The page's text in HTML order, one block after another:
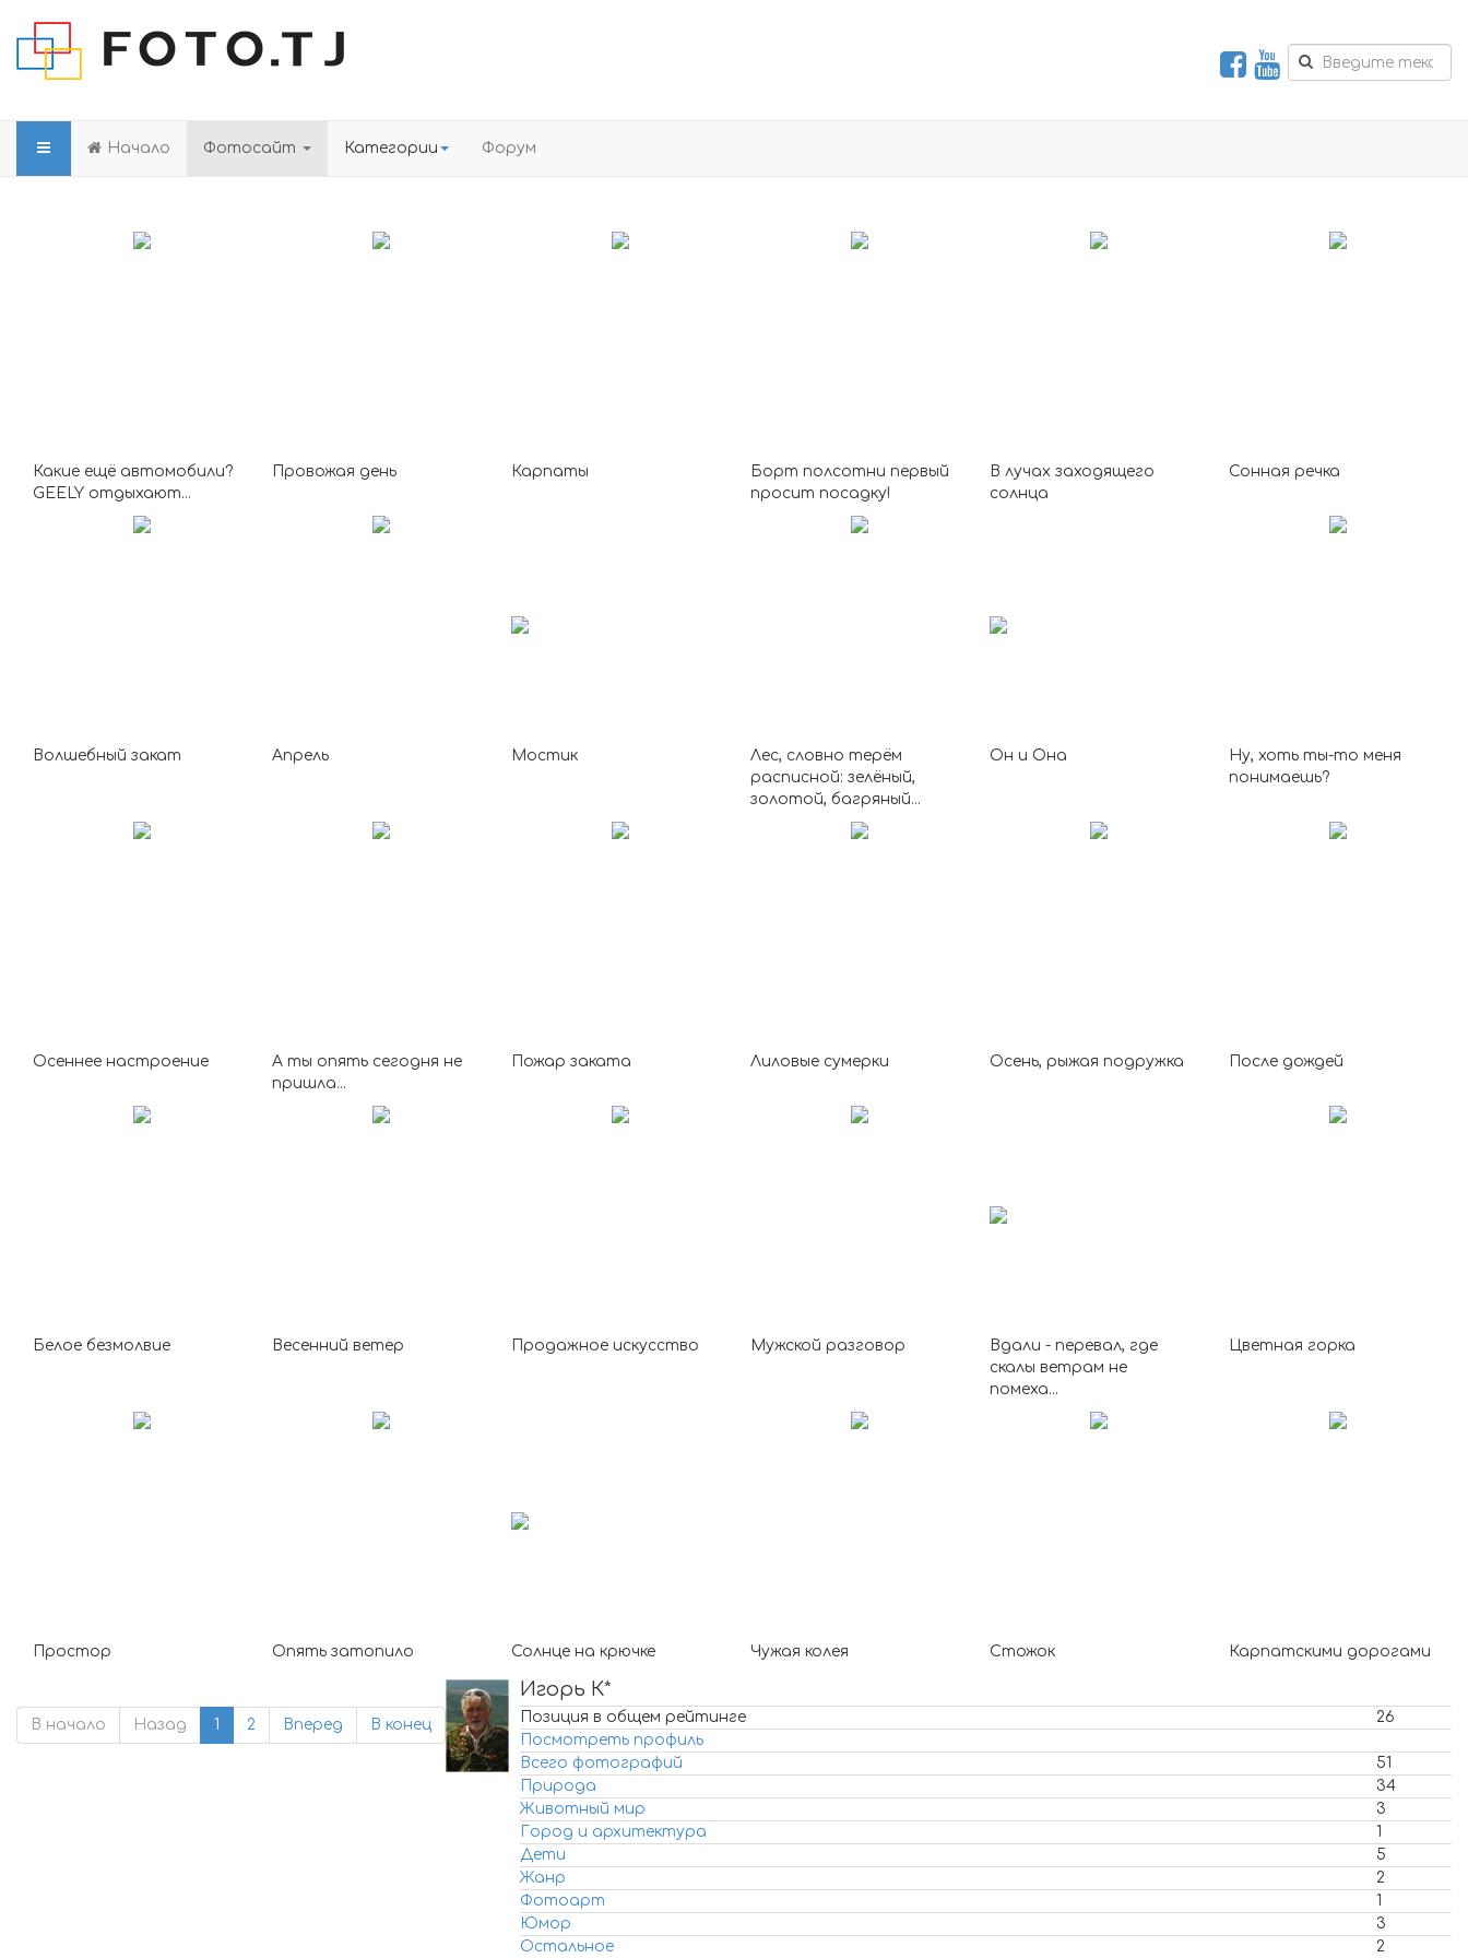
Начало Фотосайт Категории Форум
Какие ещё автомобили?
GEELY отдыхают...
Провожая день Карпаты
Борт полсотни первый
просит посадку!
В лучах заходящего
солнца
Сонная речка
Волшебный закат Апрель Мостик
Лес, словно терём
расписной: зелёный,
золотой, багряный...
Он и Она
Ну, хоть ты-то меня
понимаешь?
Осеннее настроение
А ты опять сегодня не
пришла...
Пожар заката Лиловые сумерки Осень, рыжая подружка После дождей
Белое безмолвие Весенний ветер Продажное искусство Мужской разговор
Вдали - перевал, где
скалы ветрам не
помеха...
Цветная горка
Простор Опять затопило Солнце на крючке Чужая колея Стожок Карпатскими дорогами
В начало Назад 1 2 Вперед В конец
Игорь К*
Позиция в общем рейтинге
26
Посмотреть профиль
Всего фотографий
51
Природа
34
Животный мир
3
Город и архитектура
1
Дети
5
Жанр
2
Фотоарт
1
Юмор
3
Остальное
2